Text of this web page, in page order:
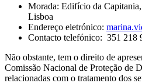
Morada: Edifício da
Lisboa
Endereço eletrónico:
Contacto telefónico: 351 218
Não obstante, tem o direito de
Comissão Nacional de Proteção de
relacionadas com o tratamento dos